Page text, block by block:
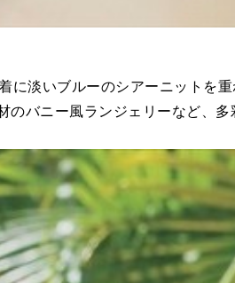
淡いブルーのシアーニットを
バニー風ランジェリーなど、多